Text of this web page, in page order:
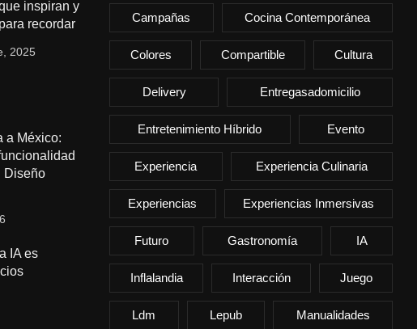
inspiran y
recordar
2025
a México:
Diseño
IA es
Campañas Cocina Contemporánea
Colores Compartible Cultura
Delivery Entregasadomicilio
Entretenimiento Híbrido Evento
Experiencia Experiencia Culinaria
Experiencias Experiencias Inmersivas
Futuro Gastronomía IA
Inflalandia Interacción Juego
Ldm Lepub Manualidades